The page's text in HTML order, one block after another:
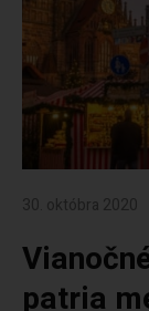
30. októbra 2020
patria